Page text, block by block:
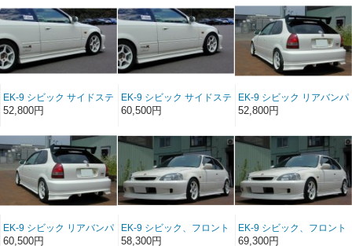
EK-9 シビック サイドステ
ップ FRP（EK3ドア）
52,800円
EK-9 シビック サイドステ
ップ ソフトFRP（EK3ド
60,500円
EK-9 シビック リアバンパ
ースポイラー FRP（EK3
52,800円
EK-9 シビック リアバンパ
ースポイラー ソフト
60,500円
EK-9 シビック、フロント
バンパースポイラー
58,300円
EK-9 シビック、フロント
バンパースポイラー ソフ
69,300円